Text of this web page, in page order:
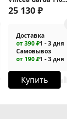
VDS-1G110CLB
25 130 ₽
Доставка
от 390 ₽1 - 3 дня
Самовывоз
от 190 ₽1 - 3 дня
Купить